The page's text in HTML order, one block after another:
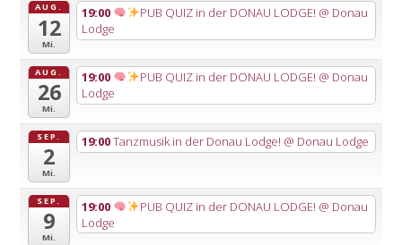
AUG.
12
Mi.
19:00 PUB QUIZ in der DONAU LODGE! @ Donau
Lodge
AUG.
26
Mi.
19:00 PUB QUIZ in der DONAU LODGE! @ Donau
Lodge
SEP.
2
Mi.
19:00Tanzmusik in der Donau Lodge! @ Donau Lodge
SEP.
9
Mi.
19:00 PUB QUIZ in der DONAU LODGE! @ Donau
Lodge